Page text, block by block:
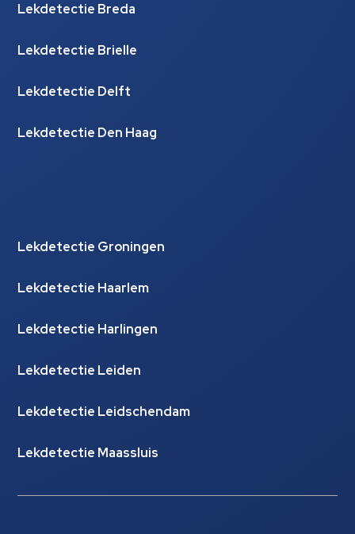
Lekdetectie Breda
Lekdetectie Brielle
Lekdetectie Delft
Lekdetectie Den Haag
Lekdetectie Groningen
Lekdetectie Haarlem
Lekdetectie Harlingen
Lekdetectie Leiden
Lekdetectie Leidschendam
Lekdetectie Maassluis